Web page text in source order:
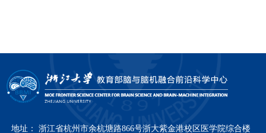
地址： 浙江省杭州市余杭塘路866号浙大紫金港校区医学院综合楼